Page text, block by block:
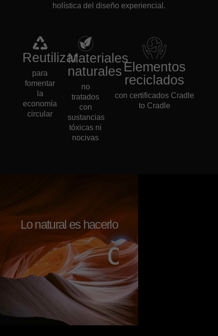
holística del diseño experiencial.
Reutilizar
para
fomentar
la
economía
circular
Materiales
naturales
no
tratados
con
sustancias
tóxicas ni
nocivas
Elementos
reciclados
con certificados Cradle
to Cradle
Lo natural es hacerlo
con